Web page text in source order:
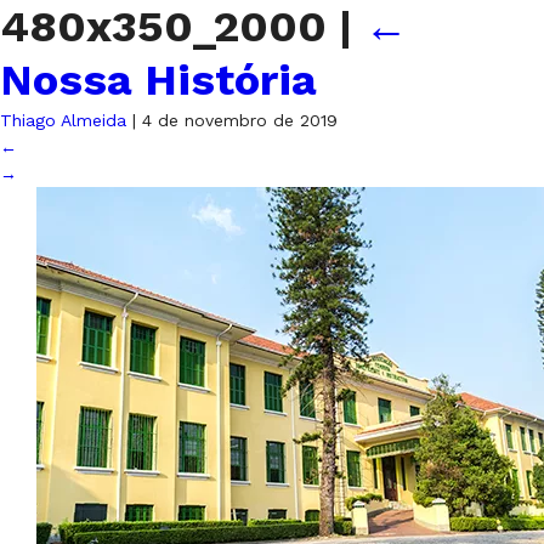
480x350_2000 | ←
Nossa História
Thiago Almeida | 4 de novembro de 2019
←
→